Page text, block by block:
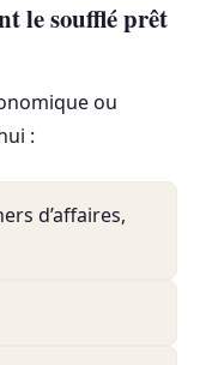
le soufflé prêt
ou
:
d’affaires,